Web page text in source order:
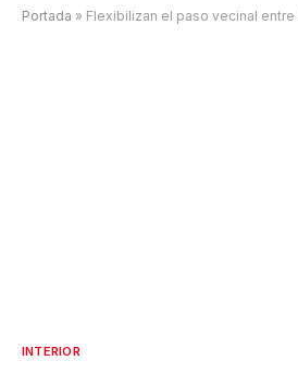
Portada » Flexibilizan el paso vecinal entre
INTERIOR